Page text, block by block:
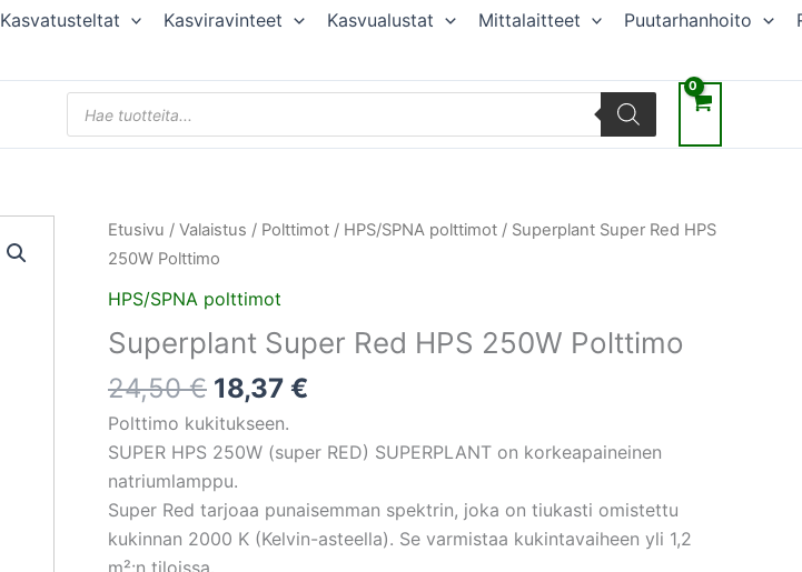
Kasvatusteltat Kasviravinteet Kasvualustat Mittalaitteet Puutarhanhoito
Products
search
Etusivu / Valaistus / Polttimot / HPS/SPNA polttimot / Superplant Super Red HPS
250W Polttimo
HPS/SPNA polttimot
Superplant Super Red HPS 250W Polttimo
24,50€
Alkuperäinen
hinta
oli:
24,50 €.
18,37 €
Nykyinen
Polttimo kukitukseen.
SUPER HPS 250W (super RED) SUPERPLANT on korkeapaineinen
natriumlamppu.
Super Red tarjoaa punaisemman spektrin, joka on tiukasti omistettu
kukinnan 2000 K (Kelvin-asteella). Se varmistaa kukintavaiheen yli 1,2
m²:n tiloissa.
Superplant
Super
Red
250W
Polttimo
määrä